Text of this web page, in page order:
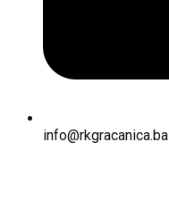
info@rkgracanica.ba